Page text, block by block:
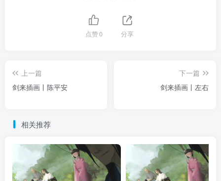
点赞0 分享
上一篇
剑来插画丨陈平安
下一篇
剑来插画丨左右
相关推荐